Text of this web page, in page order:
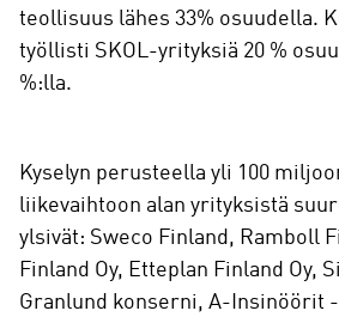
teollisuus lähes 33% osuudella.
työllisti SKOL-yrityksiä 20 %
%:lla.
Kyselyn perusteella yli 100
liikevaihtoon alan yrityksistä
ylsivät: Sweco Finland, Ramboll
Finland Oy, Etteplan Finland Oy,
Granlund konserni, A-Insinöörit